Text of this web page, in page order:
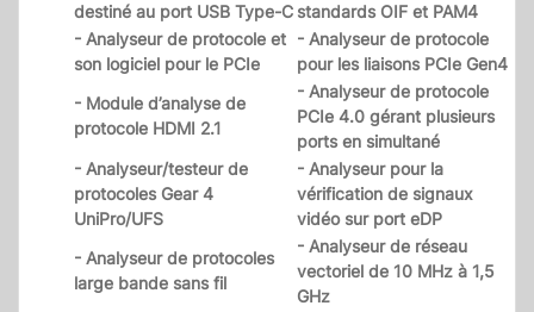
destiné au port USB Type-C standards OIF et PAM4
- Analyseur de protocole et
son logiciel pour le PCIe
- Analyseur de protocole
pour les liaisons PCIe Gen4
- Module d’analyse de
protocole HDMI 2.1
- Analyseur de protocole
PCIe 4.0 gérant plusieurs
ports en simultané
- Analyseur/testeur de
protocoles Gear 4
UniPro/UFS
- Analyseur pour la
vérification de signaux
vidéo sur port eDP
- Analyseur de protocoles
large bande sans fil
- Analyseur de réseau
vectoriel de 10 MHz à 1,5
GHz